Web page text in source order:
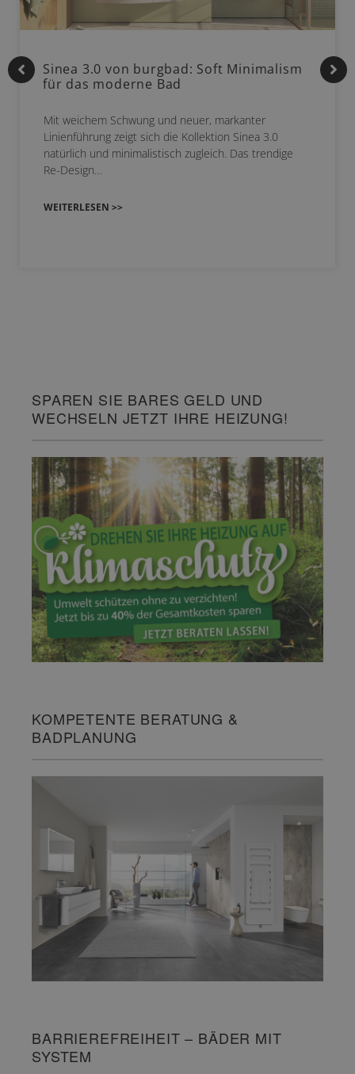
Sinea 3.0 von burgbad: Soft Minimalism
für das moderne Bad
Mit weichem Schwung und neuer, markanter
Linienführung zeigt sich die Kollektion Sinea 3.0
natürlich und minimalistisch zugleich. Das trendige
Re-Design…
WEITERLESEN >>
SPAREN SIE BARES GELD UND
WECHSELN JETZT IHRE HEIZUNG!
KOMPETENTE BERATUNG &
BADPLANUNG
BARRIEREFREIHEIT – BÄDER MIT
SYSTEM